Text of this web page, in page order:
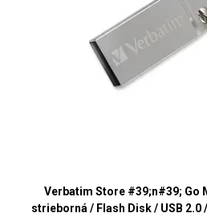
Verbatim Store #39;n#39; Go
strieborná / Flash Disk / USB 2.0